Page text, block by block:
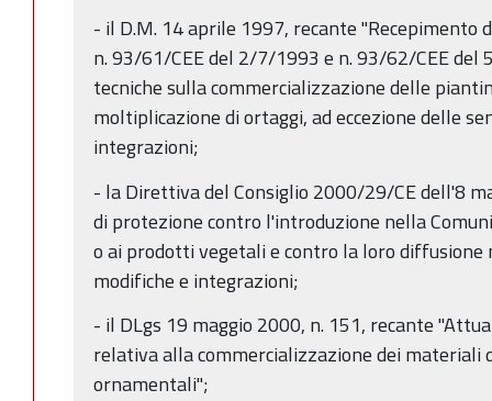
- il D.M. 14 aprile 1997, recante "Recepimento
n. 93/61/CEE del 2/7/1993 e n. 93/62/CEE
tecniche sulla commercializzazione delle
moltiplicazione di ortaggi, ad eccezione delle
integrazioni;
- la Direttiva del Consiglio 2000/29/CE dell'8
di protezione contro l'introduzione nella
o ai prodotti vegetali e contro la loro diffusione
modifiche e integrazioni;
- il DLgs 19 maggio 2000, n. 151, recante
relativa alla commercializzazione dei
ornamentali";